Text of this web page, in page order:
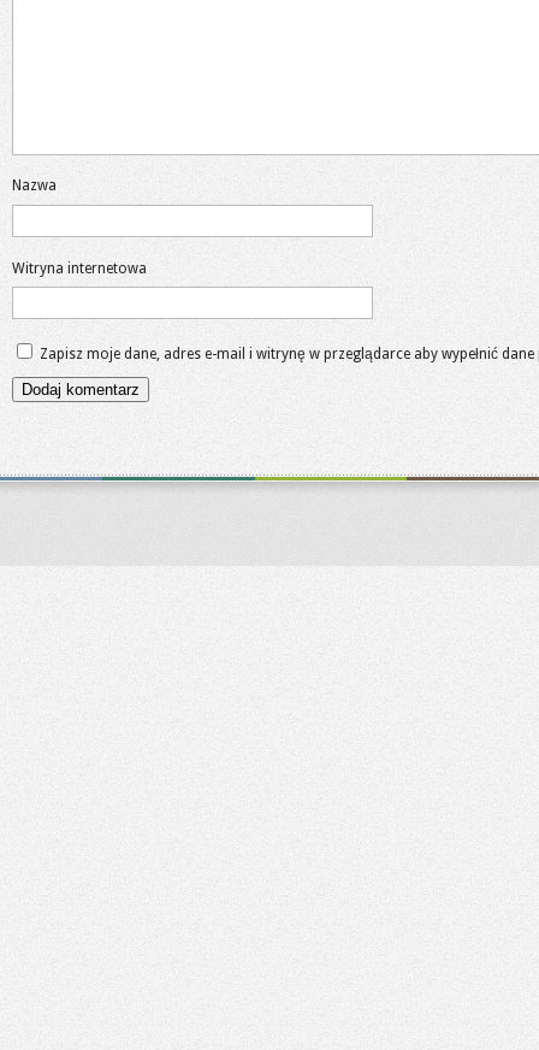
Nazwa
Witryna internetowa
Zapisz moje dane, adres e-mail i witrynę w przeglądarce aby wypełnić